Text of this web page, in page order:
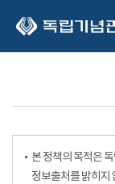
본 정책의 목적은
정보출처를 밝히지